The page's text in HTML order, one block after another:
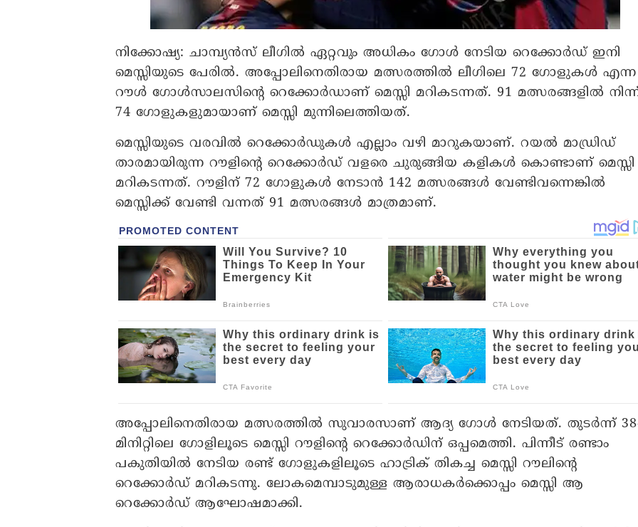
നിക്കോഷ്യ: ചാമ്പ്യൻസ് ലീഗിൽ ഏറ്റവും അധികം ഗോൾ നേടിയ റെക്കോർഡ് ഇനി
മെസ്സിയുടെ പേരിൽ. അപ്പോലിനെതിരായ മത്സരത്തിൽ ലീഗിലെ 72 ഗോളുകൾ എന്ന
റൗൾ ഗോൾസാലസിന്റെ റെക്കോർഡാണ് മെസ്സി മറികടന്നത്. 91 മത്സരങ്ങളിൽ
74 ഗോളുകളുമായാണ് മെസ്സി മുന്നിലെത്തിയത്.
മെസ്സിയുടെ വരവിൽ റെക്കോർഡുകൾ എല്ലാം വഴി മാറുകയാണ്. റയൽ മാഡ്രിഡ്
താരമായിരുന്ന റൗളിന്റെ റെക്കോർഡ് വളരെ ചുരുങ്ങിയ കളികൾ കൊണ്ടാണ് മെസ്സി
മറികടന്നത്. റൗളിന് 72 ഗോളുകൾ നേടാൻ 142 മത്സരങ്ങൾ വേണ്ടിവന്നെങ്കിൽ
മെസ്സിക്ക് വേണ്ടി വന്നത് 91 മത്സരങ്ങൾ മാത്രമാണ്.
അപ്പോലിനെതിരായ മത്സരത്തിൽ സുവാരസാണ് ആദ്യ ഗോൾ നേടിയത്. തുടർന്ന് 38-
മിനിറ്റിലെ ഗോളിലൂടെ മെസ്സി റൗളിന്റെ റെക്കോർഡിന് ഒപ്പമെത്തി. പിന്നീട് രണ്ടാം
പകുതിയിൽ നേടിയ രണ്ട് ഗോളുകളിലൂടെ ഹാട്രിക് തികച്ച മെസ്സി റൗലിന്റെ
റെക്കോർഡ് മറികടന്നു. ലോകമെമ്പാടുമുള്ള ആരാധകർക്കൊപ്പം മെസ്സി ആ
റെക്കോർഡ് ആഘോഷമാക്കി.